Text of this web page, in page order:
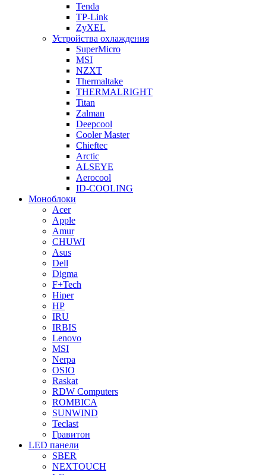
Tenda
TP-Link
ZyXEL
Устройства охлаждения
SuperMicro
MSI
NZXT
Thermaltake
THERMALRIGHT
Titan
Zalman
Deepcool
Cooler Master
Chieftec
Arctic
ALSEYE
Aerocool
ID-COOLING
Моноблоки
Acer
Apple
Amur
CHUWI
Asus
Dell
Digma
F+Tech
Hiper
HP
IRU
IRBIS
Lenovo
MSI
Nerpa
OSIO
Raskat
RDW Computers
ROMBICA
SUNWIND
Teclast
Гравитон
LED панели
SBER
NEXTOUCH